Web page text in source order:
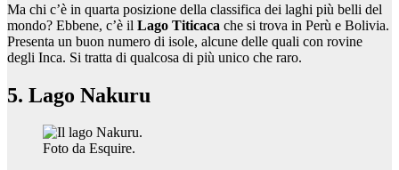
Ma chi c’è in quarta posizione della classifica dei laghi più belli del
mondo? Ebbene, c’è il Lago Titicaca che si trova in Perù e Bolivia.
Presenta un buon numero di isole, alcune delle quali con rovine
degli Inca. Si tratta di qualcosa di più unico che raro.
5. Lago Nakuru
Foto da Esquire.